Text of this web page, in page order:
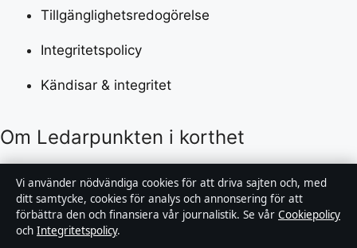
Tillgänglighetsredogörelse
Integritetspolicy
Kändisar & integritet
Om Ledarpunkten i korthet
Ledarpunkten är en oberoende svensk digital
nyhetssajt med fokus på film, tv, kultur och
nöjesnyheter. Varje artikel har en namngiven byline,
granskas av en redaktör och faktagranskas innan
Vi använder nödvändiga cookies för att driva sajten och, med
ditt samtycke, cookies för analys och annonsering för att
förbättra den och finansiera vår journalistik. Se vår Cookiepolicy
och Integritetspolicy.